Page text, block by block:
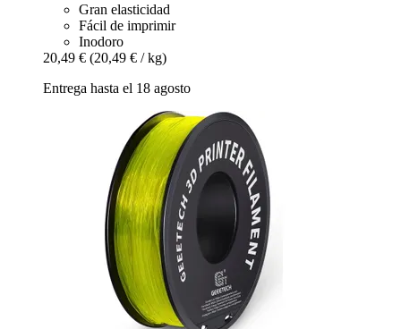
Gran elasticidad
Fácil de imprimir
Inodoro
20,49 € (20,49 € / kg)
Entrega hasta el 18 agosto